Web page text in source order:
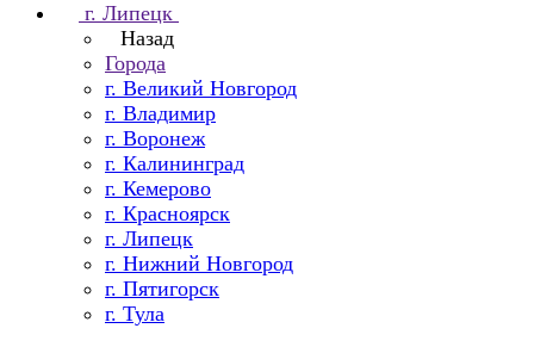
г. Липецк
Назад
Города
г. Великий Новгород
г. Владимир
г. Воронеж
г. Калининград
г. Кемерово
г. Красноярск
г. Липецк
г. Нижний Новгород
г. Пятигорск
г. Тула